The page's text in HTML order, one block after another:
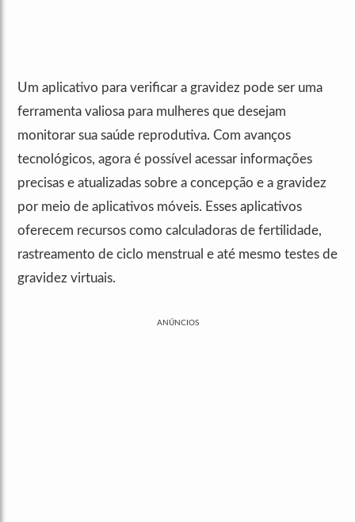
Um aplicativo para verificar a gravidez pode ser uma
ferramenta valiosa para mulheres que desejam
monitorar sua saúde reprodutiva. Com avanços
tecnológicos, agora é possível acessar informações
precisas e atualizadas sobre a concepção e a gravidez
por meio de aplicativos móveis. Esses aplicativos
oferecem recursos como calculadoras de fertilidade,
rastreamento de ciclo menstrual e até mesmo testes de
gravidez virtuais.
ANÚNCIOS